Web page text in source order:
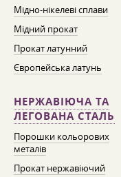
Мідно-нікелеві сплави
Мідний прокат
Прокат латунний
Європейська латунь
НЕРЖАВІЮЧА ТА
ЛЕГОВАНА СТАЛЬ
Порошки кольорових
металів
Прокат нержавіючий